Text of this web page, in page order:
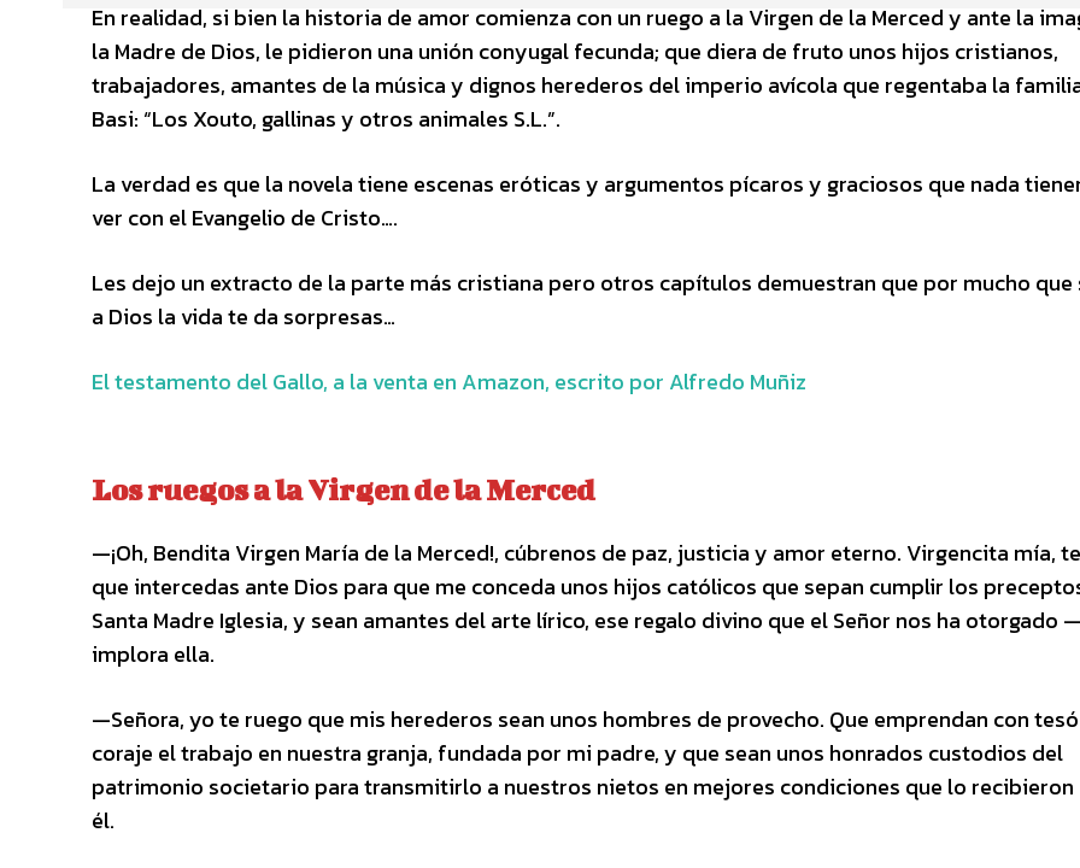
En realidad, si bien la historia de amor comienza con un ruego a la Virgen de la Merced y ante la
la Madre de Dios, le pidieron una unión conyugal fecunda; que diera de fruto unos hijos cristianos,
trabajadores, amantes de la música y dignos herederos del imperio avícola que regentaba la
Basi: “Los Xouto, gallinas y otros animales S.L.”.
La verdad es que la novela tiene escenas eróticas y argumentos pícaros y graciosos que nada
ver con el Evangelio de Cristo….
Les dejo un extracto de la parte más cristiana pero otros capítulos demuestran que por mucho que
a Dios la vida te da sorpresas…
El testamento del Gallo, a la venta en Amazon, escrito por Alfredo Muñiz
Los ruegos a la Virgen de la Merced
—¡Oh, Bendita Virgen María de la Merced!, cúbrenos de paz, justicia y amor eterno. Virgencita mía,
que intercedas ante Dios para que me conceda unos hijos católicos que sepan cumplir los
Santa Madre Iglesia, y sean amantes del arte lírico, ese regalo divino que el Señor nos ha otorgado
implora ella.
—Señora, yo te ruego que mis herederos sean unos hombres de provecho. Que emprendan con
coraje el trabajo en nuestra granja, fundada por mi padre, y que sean unos honrados custodios del
patrimonio societario para transmitirlo a nuestros nietos en mejores condiciones que lo
él.